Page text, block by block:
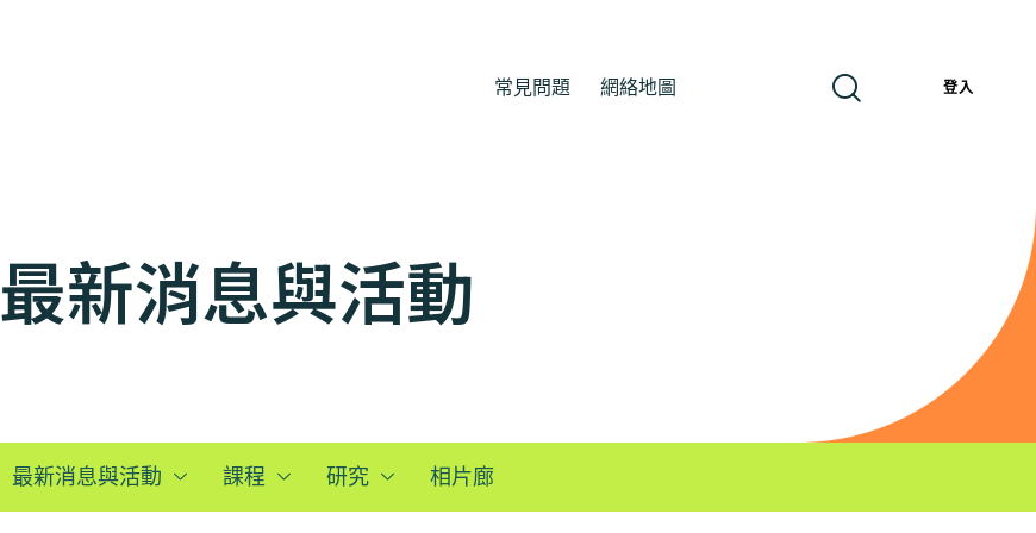
常見問題 網絡地圖 登入
最新消息與活動
最新消息與活動 課程 研究 相片廊